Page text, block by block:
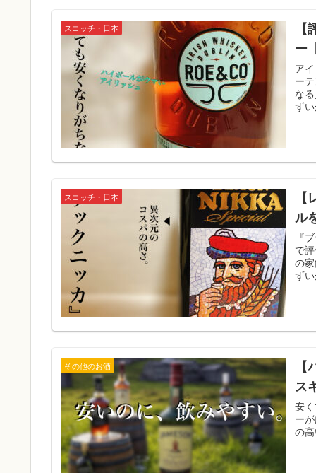
スコッチ・日本
ー
ア
ー
な
ず
スコッチ・日本
ル
『
で
の
ず
その他のお酒
ス
安
ー
の